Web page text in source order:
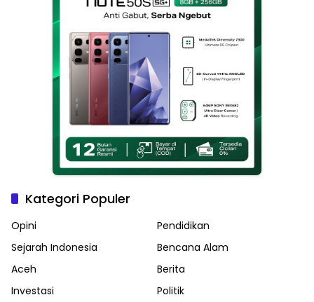
Kategori Populer
Opini
Pendidikan
Sejarah Indonesia
Bencana Alam
Aceh
Berita
Investasi
Politik